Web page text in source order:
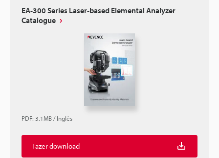
EA-300 Series Laser-based Elemental Analyzer
Catalogue
PDF: 3.1MB/Inglês
Fazer download